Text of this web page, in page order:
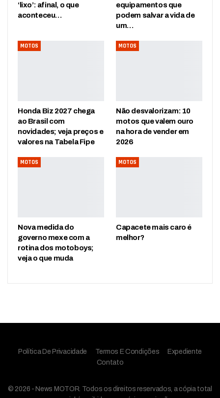
‘lixo’: afinal, o que
aconteceu…
equipamentos que
podem salvar a vida de
um…
MOTOS
Honda Biz 2027 chega
ao Brasil com
novidades; veja preços e
valores na Tabela Fipe
MOTOS
Não desvalorizam: 10
motos que valem ouro
na hora de vender em
2026
MOTOS
Nova medida do
governo mexe com a
rotina dos motoboys;
veja o que muda
MOTOS
Capacete mais caro é
melhor?
Política De Privacidade Termos E Condições
Expediente
Contato
© 2026 - News MOTOR. Todos os direitos reservados, a cópia total